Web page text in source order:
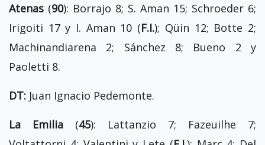
Atenas (90): Borrajo 8; S. Aman 15; Schroeder 6;
Irigoiti 17 y I. Aman 10 (F.I.); Qüin 12; Botte 2;
Machinandiarena 2; Sánchez 8; Bueno 2 y
Paoletti 8.
DT: Juan Ignacio Pedemonte.
La Emilia (45): Lattanzio 7; Fazeuilhe 7;